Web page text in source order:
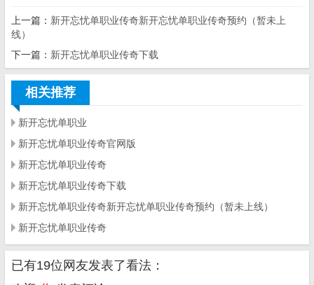
上一篇： 新开忘忧单职业传奇新开忘忧单职业传奇预约（暂未上
线）
下一篇： 新开忘忧单职业传奇下载
相关推荐
新开忘忧单职业
新开忘忧单职业传奇官网版
新开忘忧单职业传奇
新开忘忧单职业传奇下载
新开忘忧单职业传奇新开忘忧单职业传奇预约（暂未上线）
新开忘忧单职业传奇
已有19位网友发表了看法：